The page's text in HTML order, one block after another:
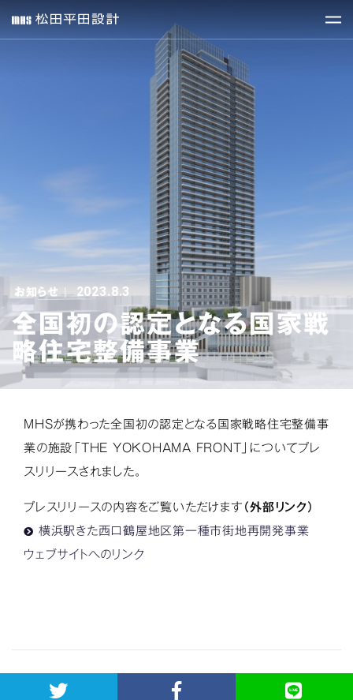
お知らせ 2023.8.3
全国初の認定となる国家戦
略住宅整備事業
MHSが携わった全国初の認定となる国家戦略住宅整備事
業の施設「THE YOKOHAMA FRONT」についてプレ
スリリースされました。
プレスリリースの内容をご覧いただけます （外部リンク）
横浜駅きた西口鶴屋地区第一種市街地再開発事業
ウェブサイトへのリンク